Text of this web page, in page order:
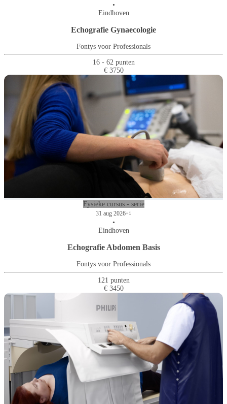
•
Eindhoven
Echografie Gynaecologie
Fontys voor Professionals
16 - 62 punten
€ 3750
Fysieke cursus - serie
31 aug 2026+1
•
Eindhoven
Echografie Abdomen Basis
Fontys voor Professionals
121 punten
€ 3450